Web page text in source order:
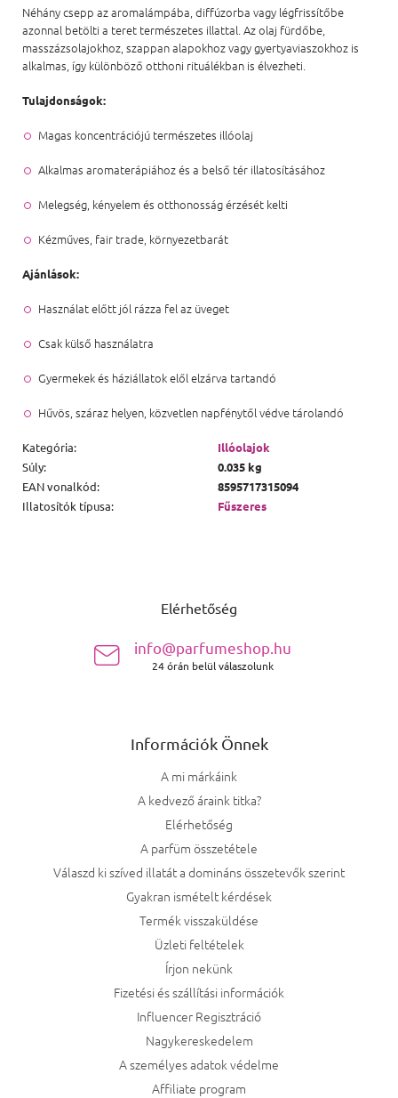
Néhány csepp az aromalámpába, diffúzorba vagy légfrissítőbe
azonnal betölti a teret természetes illattal. Az olaj fürdőbe,
masszázsolajokhoz, szappan alapokhoz vagy gyertyaviaszokhoz is
alkalmas, így különböző otthoni rituálékban is élvezheti.
Tulajdonságok:
Magas koncentrációjú természetes illóolaj
Alkalmas aromaterápiához és a belső tér illatosításához
Melegség, kényelem és otthonosság érzését kelti
Kézműves, fair trade, környezetbarát
Ajánlások:
Használat előtt jól rázza fel az üveget
Csak külső használatra
Gyermekek és háziállatok elől elzárva tartandó
Hűvös, száraz helyen, közvetlen napfénytől védve tárolandó
Kategória:
Illóolajok
Súly:
0.035 kg
EAN vonalkód:
8595717315094
Illatosítók típusa: Fűszeres
Elérhetőség
info@parfumeshop.hu
24 órán belül válaszolunk
Információk Önnek
A mi márkáink
A kedvező áraink titka?
Elérhetőség
A parfüm összetétele
Válaszd ki szíved illatát a domináns összetevők szerint
Gyakran ismételt kérdések
Termék visszaküldése
Üzleti feltételek
Írjon nekünk
Fizetési és szállítási információk
Influencer Regisztráció
Nagykereskedelem
A személyes adatok védelme
Affiliate program